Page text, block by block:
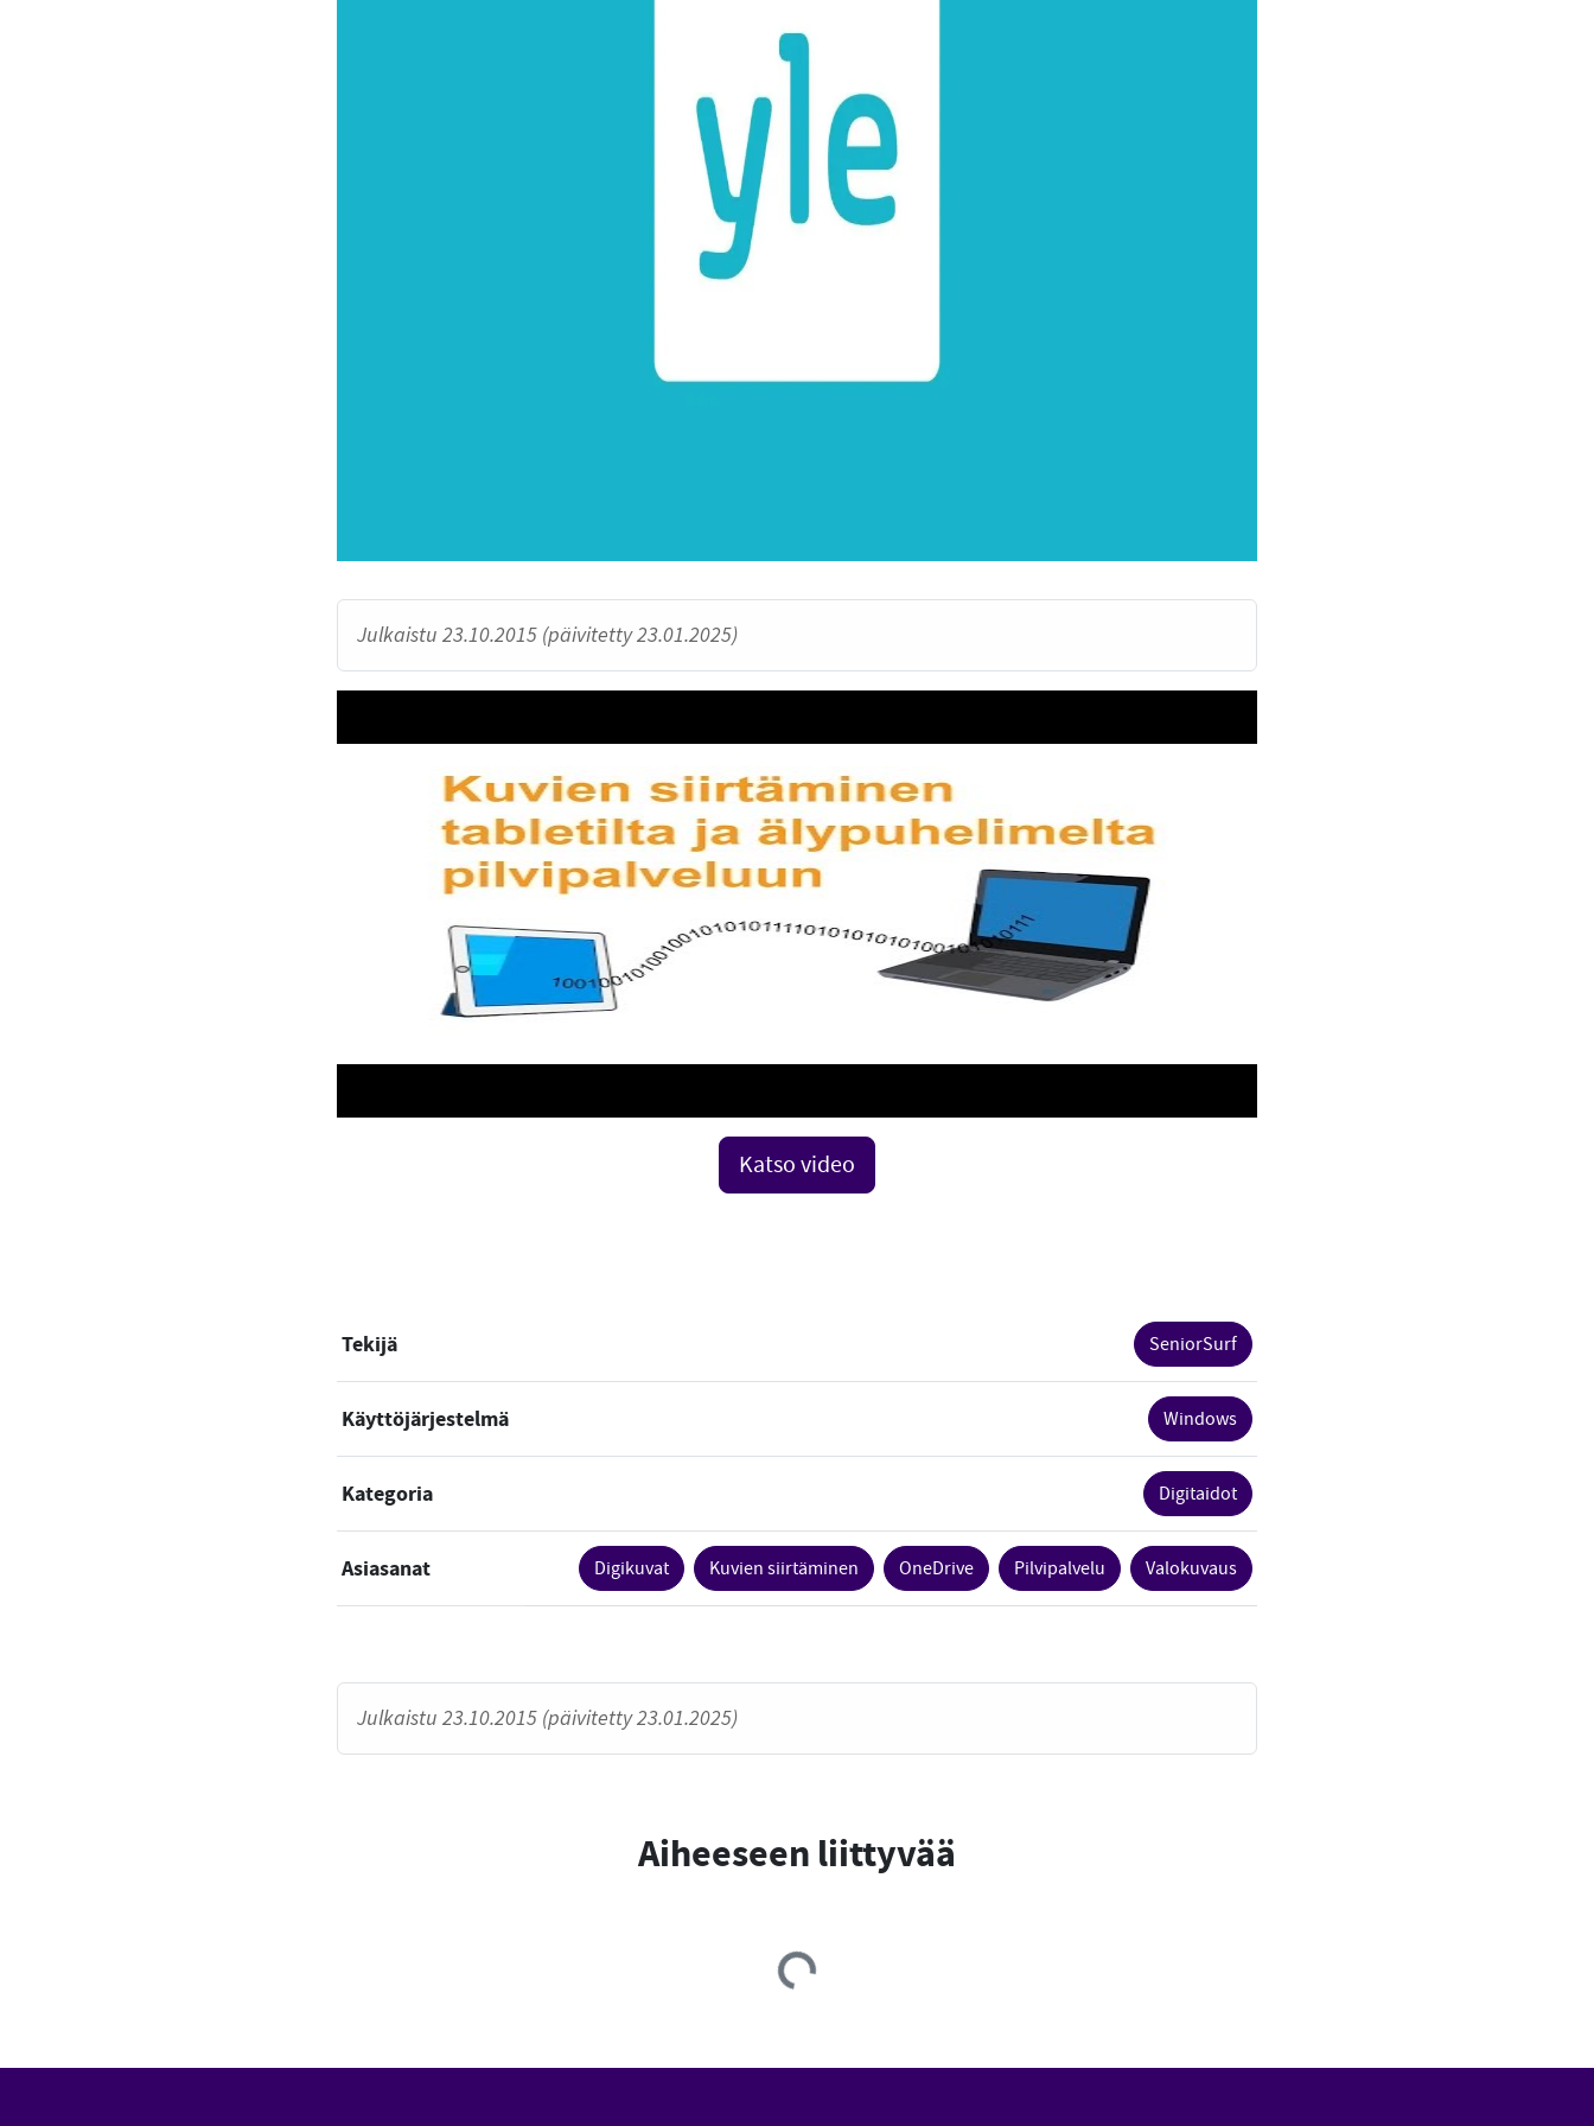
Julkaistu 23.10.2015 (päivitetty 23.01.2025)
Katso video
Tekijä SeniorSurf
Käyttöjärjestelmä Windows
Kategoria Digitaidot
Asiasanat Digikuvat Kuvien siirtäminen OneDrive Pilvipalvelu Valokuvaus
Julkaistu 23.10.2015 (päivitetty 23.01.2025)
Aiheeseen liittyvää
Loading...